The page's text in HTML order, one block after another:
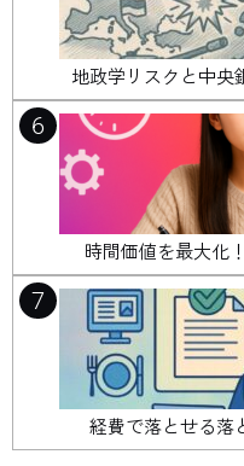
地政学リスクと中央
6
時間価値を最大化
7
経費で落とせる落